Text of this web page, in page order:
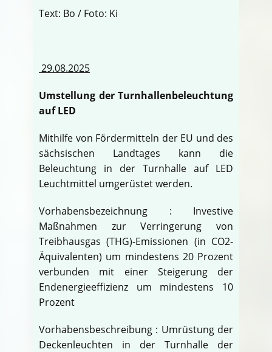
Text: Bo / Foto: Ki
29.08.2025
Umstellung der Turnhallenbeleuchtung
auf LED
Mithilfe von Fördermitteln der EU und des
sächsischen Landtages kann die
Beleuchtung in der Turnhalle auf LED
Leuchtmittel umgerüstet werden.
Vorhabensbezeichnung : Investive
Maßnahmen zur Verringerung von
Treibhausgas (THG)-Emissionen (in CO2-
Äquivalenten) um mindestens 20 Prozent
verbunden mit einer Steigerung der
Endenergieeffizienz um mindestens 10
Prozent
Vorhabensbeschreibung : Umrüstung der
Deckenleuchten in der Turnhalle der